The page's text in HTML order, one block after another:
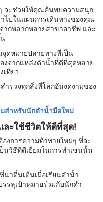
จะช่วยให้คุณค้นพบความสนุก
ไปในแผนการเดินทางของคุณ
กหลากหลายสาขาอาชีพ และ
ดหมายปลายทางที่เป็น
งจากแหล่งดำน้ำที่ดีที่สุดหลาย
เที่ยว
ำรวจทุกสิ่งที่โลกอันงดงามของ
สำหรับนักดำน้ำมือใหม่
ละใช้ชีวิตให้ดีที่สุด!
งการความท้าทายใหม่ๆ ที่จะ
นวิธีที่ดีเยี่ยมในการทำเช่นนั้น
น่าตื่นเต้นเมื่อเรียนดำน้ำ
รลุเป้าหมายร่วมกับนักดำ